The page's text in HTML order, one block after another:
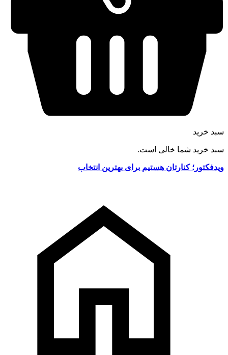
سبد خرید
سبد خرید شما خالی است.
ویدفکتور؛ کنارتان هستیم برای بهترین انتخاب